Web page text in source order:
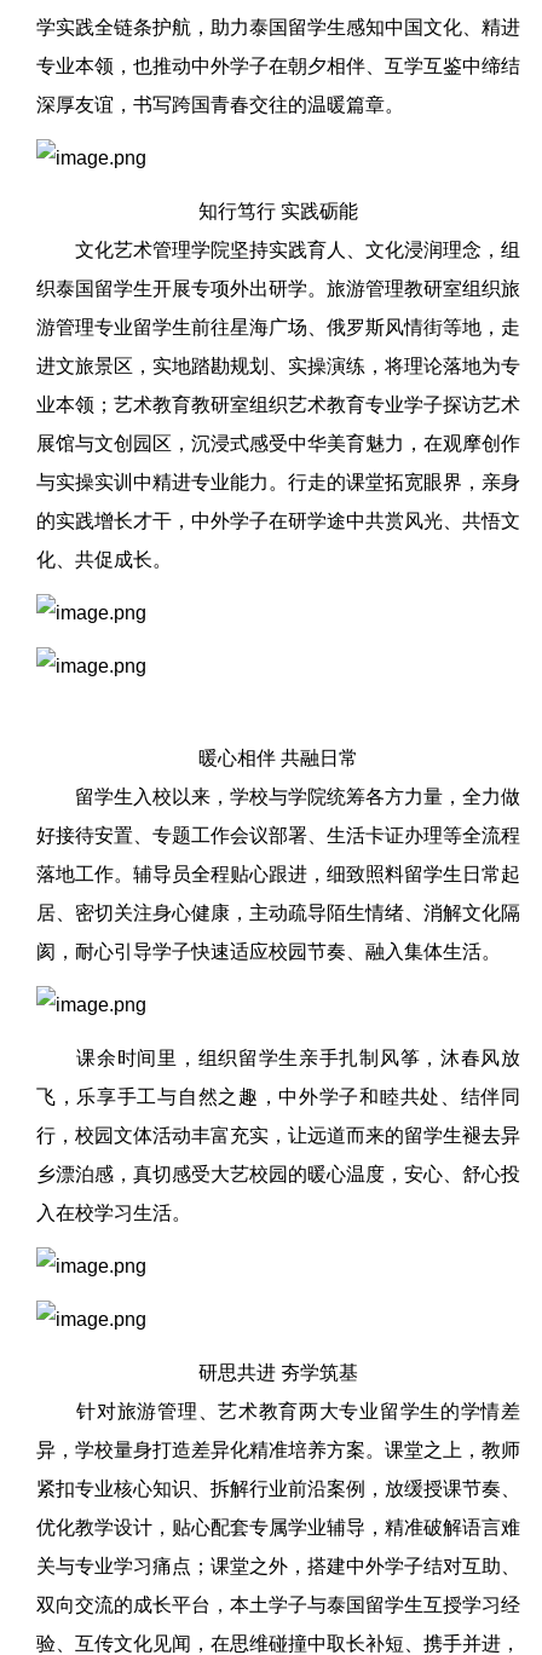
学实践全链条护航，助力泰国留学生感知中国文化、精进
专业本领，也推动中外学子在朝夕相伴、互学互鉴中缔结
深厚友谊，书写跨国青春交往的温暖篇章。
知行笃行 实践砺能
文化艺术管理学院坚持实践育人、文化浸润理念，组
织泰国留学生开展专项外出研学。旅游管理教研室组织旅
游管理专业留学生前往星海广场、俄罗斯风情街等地，走
进文旅景区，实地踏勘规划、实操演练，将理论落地为专
业本领；艺术教育教研室组织艺术教育专业学子探访艺术
展馆与文创园区，沉浸式感受中华美育魅力，在观摩创作
与实操实训中精进专业能力。行走的课堂拓宽眼界，亲身
的实践增长才干，中外学子在研学途中共赏风光、共悟文
化、共促成长。
暖心相伴 共融日常
留学生入校以来，学校与学院统筹各方力量，全力做
好接待安置、专题工作会议部署、生活卡证办理等全流程
落地工作。辅导员全程贴心跟进，细致照料留学生日常起
居、密切关注身心健康，主动疏导陌生情绪、消解文化隔
阂，耐心引导学子快速适应校园节奏、融入集体生活。
课余时间里，组织留学生亲手扎制风筝，沐春风放
飞，乐享手工与自然之趣，中外学子和睦共处、结伴同
行，校园文体活动丰富充实，让远道而来的留学生褪去异
乡漂泊感，真切感受大艺校园的暖心温度，安心、舒心投
入在校学习生活。
研思共进 夯学筑基
针对旅游管理、艺术教育两大专业留学生的学情差
异，学校量身打造差异化精准培养方案。课堂之上，教师
紧扣专业核心知识、拆解行业前沿案例，放缓授课节奏、
优化教学设计，贴心配套专属学业辅导，精准破解语言难
关与专业学习痛点；课堂之外，搭建中外学子结对互助、
双向交流的成长平台，本土学子与泰国留学生互授学习经
验、互传文化见闻，在思维碰撞中取长补短、携手并进，